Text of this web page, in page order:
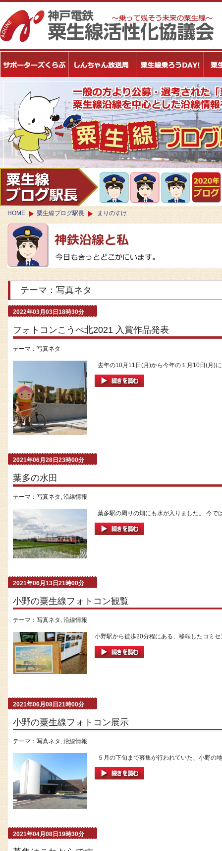
HOME 粟生線ブログ駅長 まりのすけ
テーマ：写真ネタ
2022年03月03日18時30分
フォトコンこうべ北2021 入賞作品発表
テーマ： 写真ネタ
去年の10月11日(月)から今年の１月10日(月)
2021年06月28日23時00分
葉多の水田
テーマ： 写真ネタ , 沿線情報
葉多駅の周りの畑にも水が入りました。 今で
2021年06月13日21時00分
小野の粟生線フォトコン観覧
テーマ： 写真ネタ , 沿線情報
小野駅から徒歩20分程にある、移転したコミ
2021年06月08日21時00分
小野の粟生線フォトコン展示
テーマ： 写真ネタ , 沿線情報
５月の下旬まで募集が行われていた、小野の
2021年04月08日19時30分